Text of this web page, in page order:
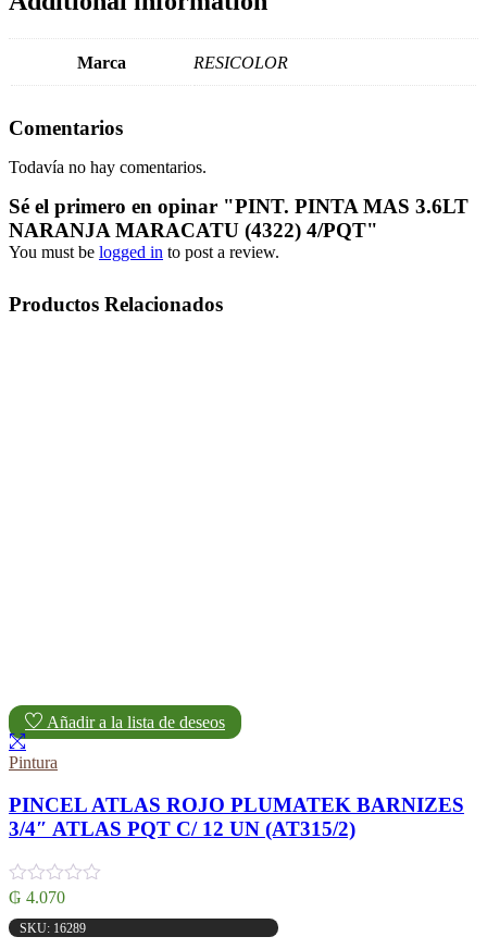
Marca RESICOLOR
Comentarios
Todavía no hay comentarios.
Sé el primero en opinar "PINT. PINTA MAS 3.6LT
NARANJA MARACATU (4322) 4/PQT"
You must be logged in to post a review.
Productos Relacionados
Añadir a la lista de deseos
Pintura
PINCEL ATLAS ROJO PLUMATEK BARNIZES
3/4″ ATLAS PQT C/ 12 UN (AT315/2)
₲ 4.070
SKU: 16289